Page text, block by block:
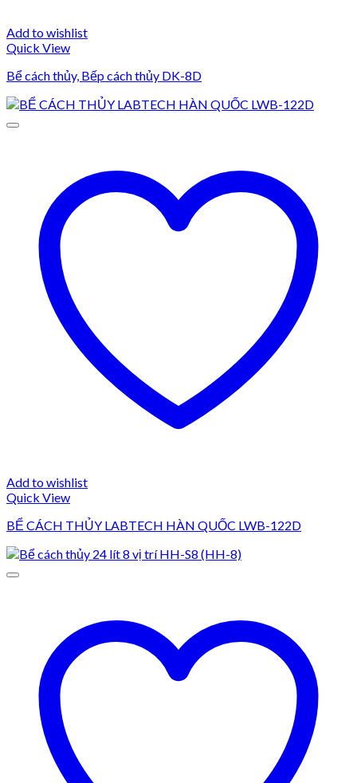
Add to wishlist
Quick View
Bể cách thủy, Bếp cách thủy DK-8D
Add to wishlist
Quick View
BỂ CÁCH THỦY LABTECH HÀN QUỐC LWB-122D